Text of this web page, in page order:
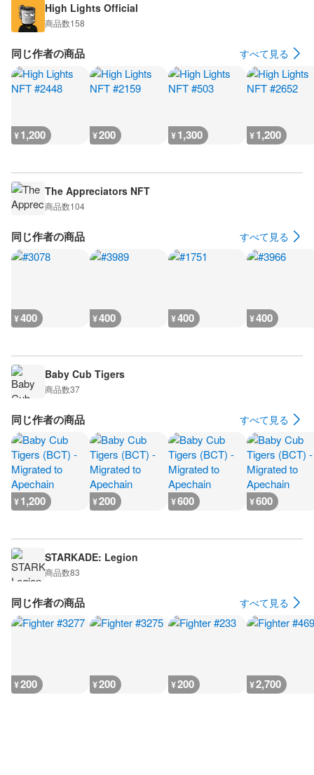
High Lights Official
商品数158
同じ作者の商品 すべて見る
¥1,200 ¥200 ¥1,300 ¥1,200
The Appreciators NFT
商品数104
同じ作者の商品 すべて見る
¥400 ¥400 ¥400 ¥400
Baby Cub Tigers
商品数37
同じ作者の商品 すべて見る
¥1,200 ¥200 ¥600 ¥600
STARKADE: Legion
商品数83
同じ作者の商品 すべて見る
¥200 ¥200 ¥200 ¥2,700